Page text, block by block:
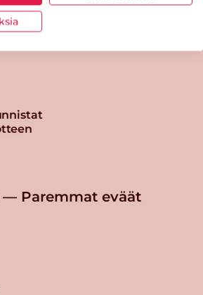
Paremmat eväät